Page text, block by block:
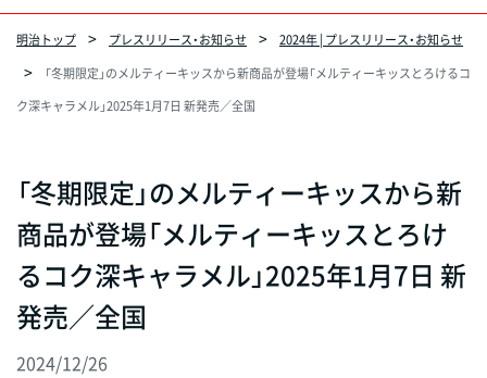
明治トップ プレスリリース・お知らせ
2024年 | プレスリリース・お知らせ
「冬期限定」のメルティーキッスから新商品が登場「メルティーキッスとろけるコ
ク深キャラメル」2025年1月7日 新発売／全国
「冬期限定」のメルティーキッスから新
商品が登場「メルティーキッスとろけ
るコク深キャラメル」2025年1月7日 新
発売／全国
2024/12/26